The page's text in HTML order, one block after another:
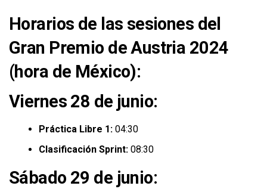
Horarios de las sesiones del
Gran Premio de Austria 2024
(hora de México):
Viernes 28 de junio:
Práctica Libre 1: 04:30
Clasificación Sprint: 08:30
Sábado 29 de junio: